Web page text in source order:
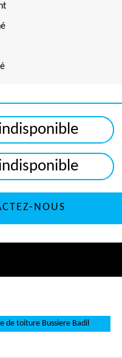
indisponible
indisponible
NOUS
de toiture Bussiere Badil